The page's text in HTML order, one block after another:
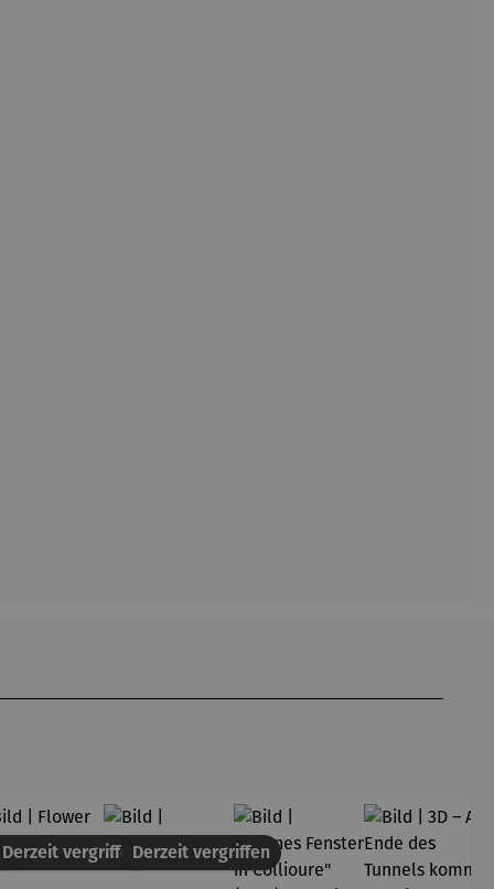
Derzeit vergriffenDerzeit vergriffen